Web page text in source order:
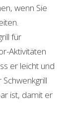
wenn Sie
für
Aktivitäten
er leicht und
ist, damit er